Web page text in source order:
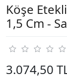
Köşe
1,5 Cm -
3.074,50